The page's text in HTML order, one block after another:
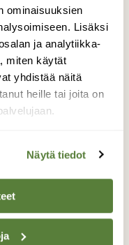
ominaisuuksien
Lisäksi
ja analytiikka-
miten käytät
yhdistää näitä
heille tai joita on
Näytä tiedot
tikkametsässä
Hippiäin tuli
kuvan.
Parikkala, Saaren